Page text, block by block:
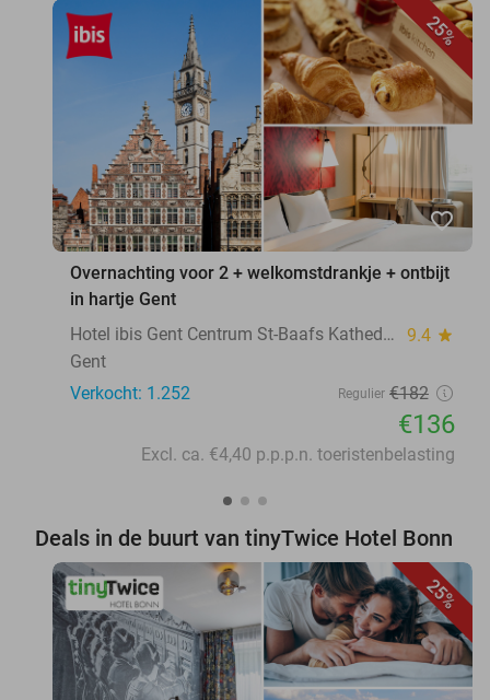
25%
favorite_border
Overnachting voor 2 + welkomstdrankje + ontbijt
in hartje Gent
Hotel ibis Gent Centrum St-Baafs Kathedraal
9.4 star
Gent
Verkocht: 1.252
Regulier €182
€136
Excl. ca. €4,40 p.p.p.n. toeristenbelasting
Deals in de buurt van tinyTwice Hotel Bonn
25%